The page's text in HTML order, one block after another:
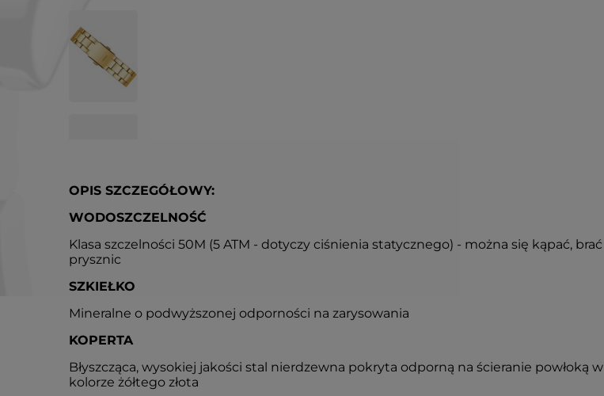
OPIS SZCZEGÓŁOWY:
WODOSZCZELNOŚĆ
Klasa szczelności 50M (5 ATM - dotyczy ciśnienia statycznego) - można się kąpać, brać
prysznic
SZKIEŁKO
Mineralne o podwyższonej odporności na zarysowania
KOPERTA
Błyszcząca, wysokiej jakości stal nierdzewna pokryta odporną na ścieranie powłoką w
kolorze żółtego złota